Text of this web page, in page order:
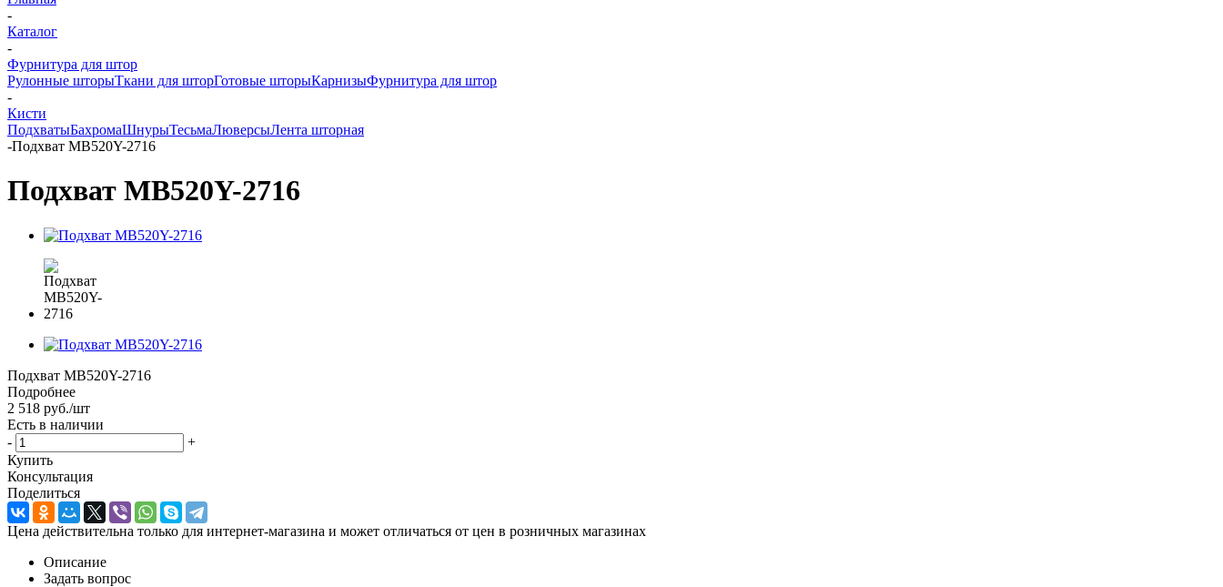
-
Каталог
-
Фурнитура для штор
Рулонные шторыТкани для шторГотовые шторыКарнизыФурнитура для штор
-
Кисти
ПодхватыБахромаШнурыТесьмаЛюверсыЛента шторная
-Подхват MB520Y-2716
Подхват MB520Y-2716
Подхват MB520Y-2716
Подробнее
2 518 руб./шт
Есть в наличии
-
+
Купить
Консультация
Поделиться
Цена действительна только для интернет-магазина и может отличаться от цен в розничных магазинах
Описание
Задать вопрос